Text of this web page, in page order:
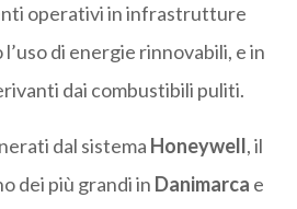
operativi in infrastrutture
di energie rinnovabili, e in
dai combustibili puliti.
dal sistema Honeywell, il
dei più grandi in Danimarca e